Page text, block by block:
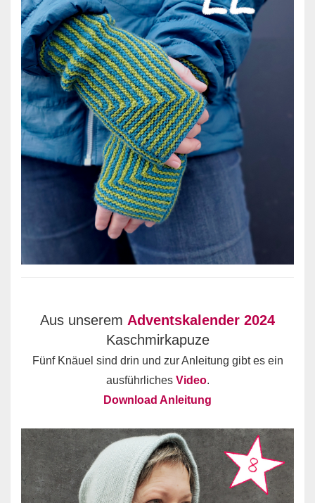
Aus unserem Adventskalender 2024
Kaschmirkapuze
Fünf Knäuel sind drin und zur Anleitung gibt es ein
ausführliches Video.
Download Anleitung